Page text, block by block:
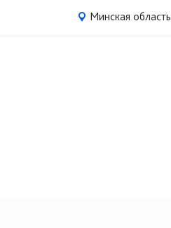
Минская область